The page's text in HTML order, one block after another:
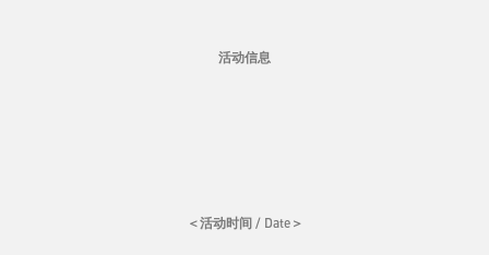
活动信息
＜活动时间 / Date＞